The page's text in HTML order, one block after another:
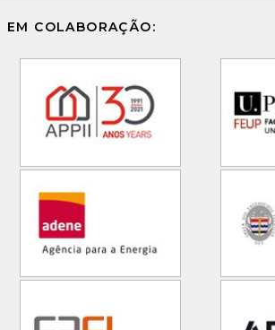
EM COLABORAÇÃO: